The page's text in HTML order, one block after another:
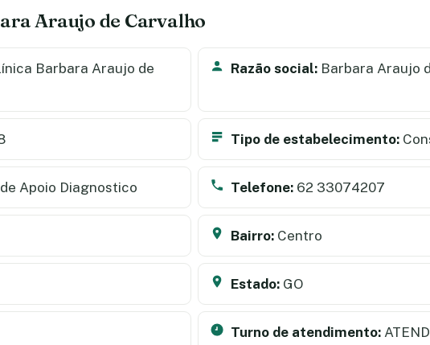
Araujo de Carvalho
Barbara Araujo de
Razão social: Barbara Araujo
Tipo de estabelecimento:
Apoio Diagnostico Telefone: 62 33074207
Bairro: Centro
Estado: GO
Turno de atendimento: